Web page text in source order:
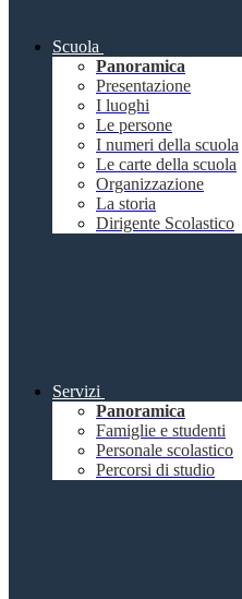
Scuola
Panoramica
Presentazione
I luoghi
Le persone
I numeri della scuola
Le carte della scuola
Organizzazione
La storia
Dirigente Scolastico
Servizi
Panoramica
Famiglie e studenti
Personale scolastico
Percorsi di studio